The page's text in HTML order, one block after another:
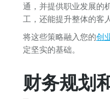
通，并提供职业发展的
工，还能提升整体的客
将这些策略融入您的创
定坚实的基础。
财务规划